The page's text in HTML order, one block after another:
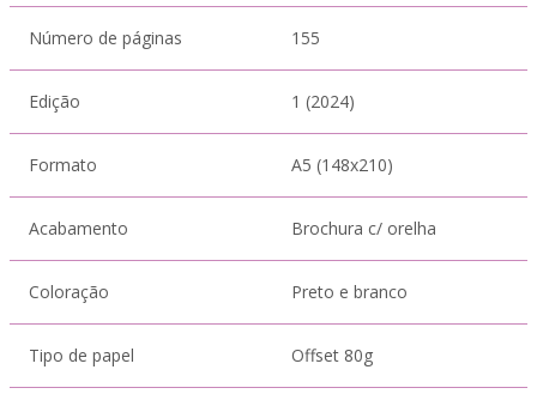
Número de páginas 155
Edição 1 (2024)
Formato A5 (148x210)
Acabamento Brochura c/ orelha
Coloração Preto e branco
Tipo de papel Offset 80g